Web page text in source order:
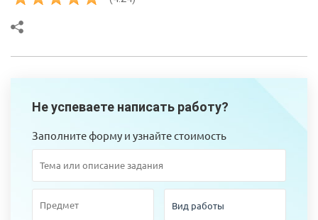
Не успеваете написать работу?
Заполните форму и узнайте стоимость